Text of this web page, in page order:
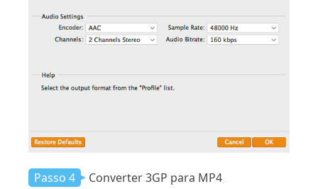
Passo 4 Converter 3GP para MP4